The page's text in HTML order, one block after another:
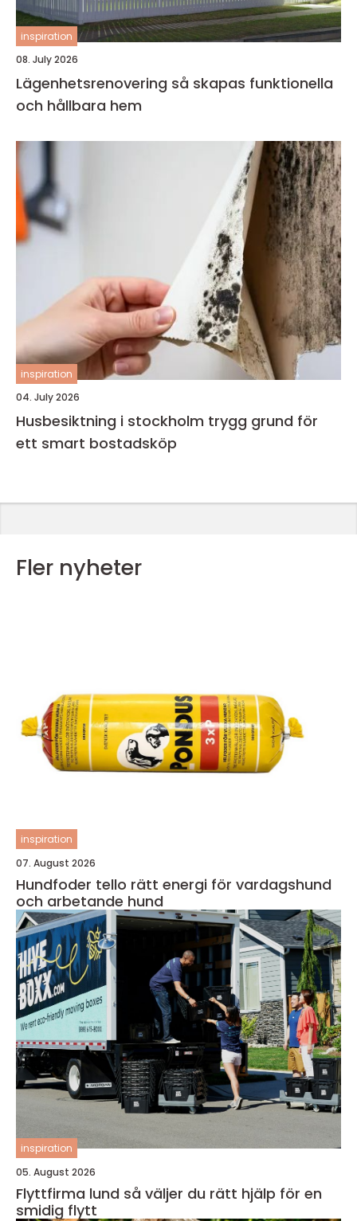
inspiration
08. July 2026
Lägenhetsrenovering så skapas funktionella
och hållbara hem
inspiration
04. July 2026
Husbesiktning i stockholm trygg grund för
ett smart bostadsköp
Fler nyheter
inspiration
07. August 2026
Hundfoder tello rätt energi för vardagshund
och arbetande hund
inspiration
05. August 2026
Flyttfirma lund så väljer du rätt hjälp för en
smidig flytt